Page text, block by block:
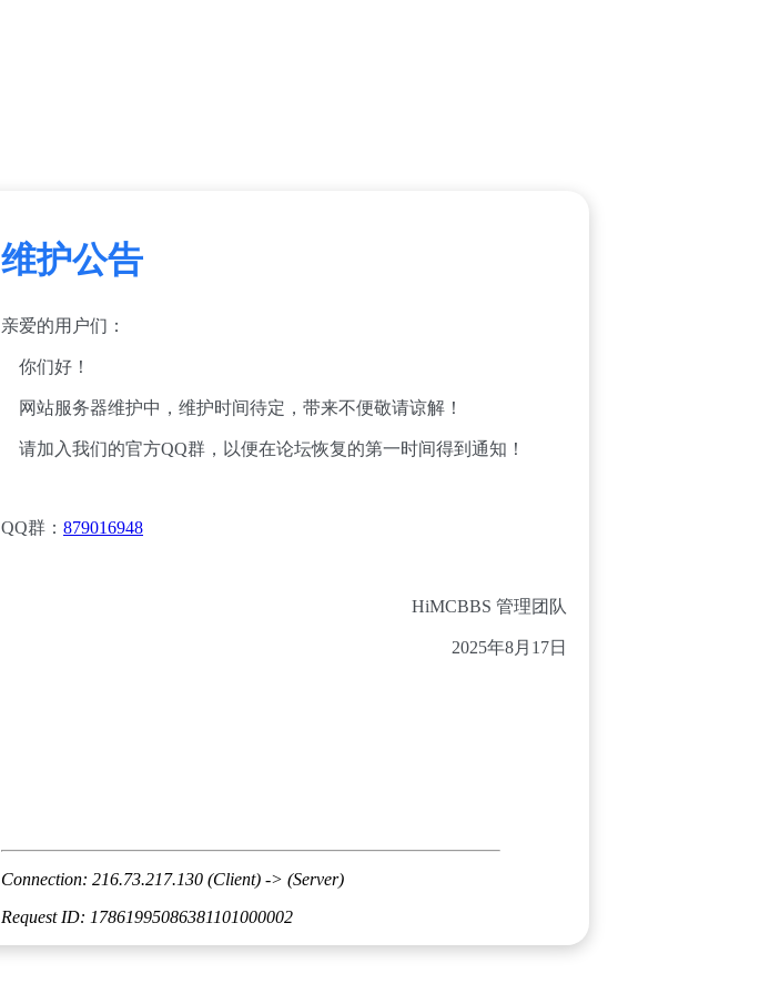
维护公告
亲爱的用户们：
你们好！
网站服务器维护中，维护时间待定，带来不便敬请谅解！
请加入我们的官方QQ群，以便在论坛恢复的第一时间得到通知！
QQ群： 879016948
HiMCBBS 管理团队
2025年8月17日
Connection: 216.73.217.130 (Client) -> (Server)
Request ID: 17861995086381101000002